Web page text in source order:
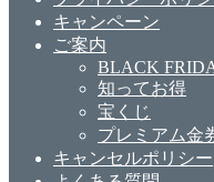
キャンペーン
ご案内
BLACK
知ってお得
宝くじ
プレミアム金
キャンセルポリシー